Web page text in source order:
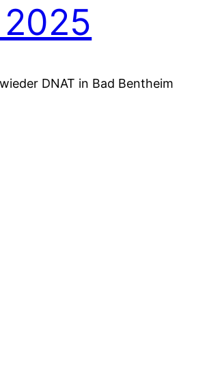
DNAT in Bad Bentheim